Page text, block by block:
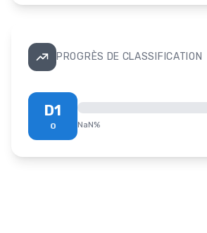
PROGRÈS DE CLASSIFICATION
D1
0 NaN%